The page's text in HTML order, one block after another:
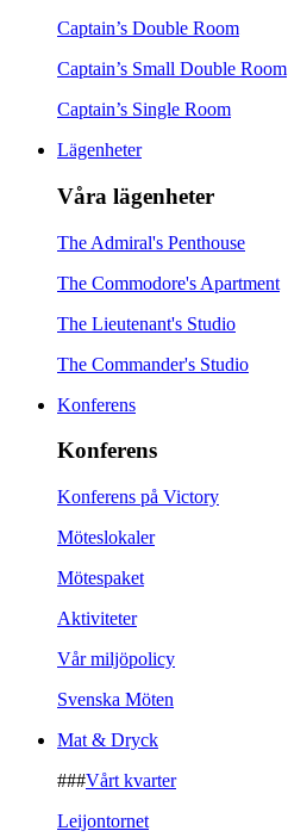
Captain’s Double Room
Captain’s Small Double Room
Captain’s Single Room
Lägenheter
Våra lägenheter
The Admiral's Penthouse
The Commodore's Apartment
The Lieutenant's Studio
The Commander's Studio
Konferens
Konferens
Konferens på Victory
Möteslokaler
Mötespaket
Aktiviteter
Vår miljöpolicy
Svenska Möten
Mat & Dryck
###Vårt kvarter
Leijontornet